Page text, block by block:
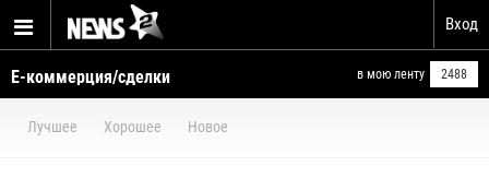
Вход
Е-коммерция/сделки в мою ленту 2488
Лучшее Хорошее Новое